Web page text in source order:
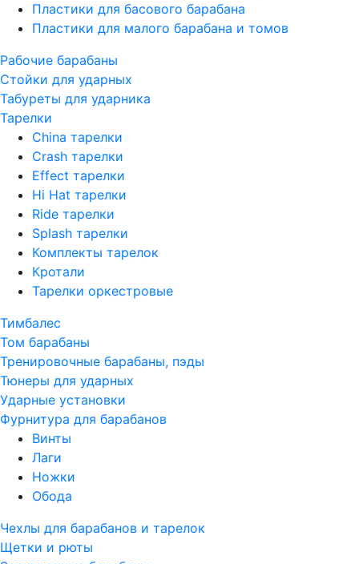
Пластики для басового барабана
Пластики для малого барабана и томов
Рабочие барабаны
Стойки для ударных
Табуреты для ударника
Тарелки
China тарелки
Crash тарелки
Effect тарелки
Hi Hat тарелки
Ride тарелки
Splash тарелки
Комплекты тарелок
Кротали
Тарелки оркестровые
Тимбалес
Том барабаны
Тренировочные барабаны, пэды
Тюнеры для ударных
Ударные установки
Фурнитура для барабанов
Винты
Лаги
Ножки
Обода
Чехлы для барабанов и тарелок
Щетки и рюты